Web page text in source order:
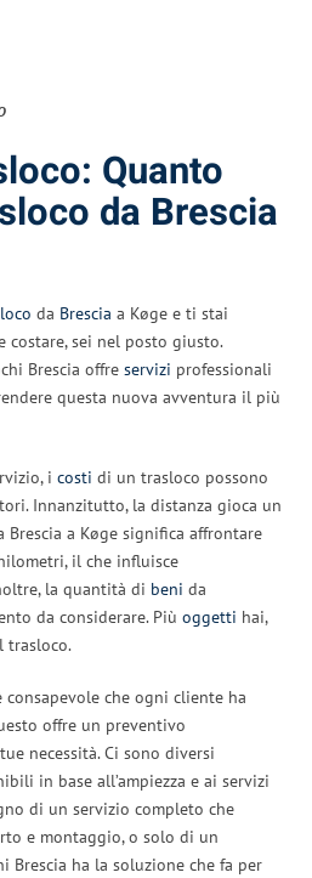
Quanto
da Brescia
da Brescia a Køge e ti stai
sei nel posto giusto.
Brescia offre servizi professionali
questa nuova avventura il più
i costi di un trasloco possono
Innanzitutto, la distanza gioca un
Brescia a Køge significa affrontare
il che influisce
la quantità di beni da
da considerare. Più oggetti hai,
trasloco.
consapevole che ogni cliente ha
offre un preventivo
necessità. Ci sono diversi
in base all’ampiezza e ai servizi
di un servizio completo che
e montaggio, o solo di un
Brescia ha la soluzione che fa per